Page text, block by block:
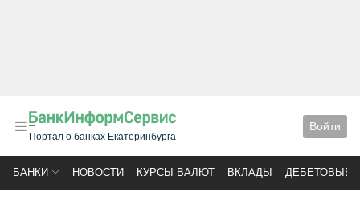
Портал о банках Екатеринбурга
Войти
БАНКИ НОВОСТИ КУРСЫ ВАЛЮТ ВКЛАДЫ ДЕБЕТОВЫЕ